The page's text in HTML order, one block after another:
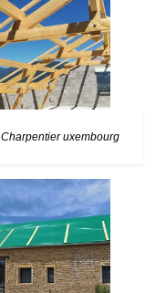
Charpentier uxembourg